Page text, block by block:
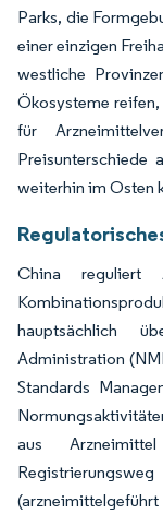
Parks, die
einer einzigen
westliche
Ökosysteme
für
Preisunterschiede
weiterhin im Osten
China reguliert
hauptsächlich
Administration
Standards
aus